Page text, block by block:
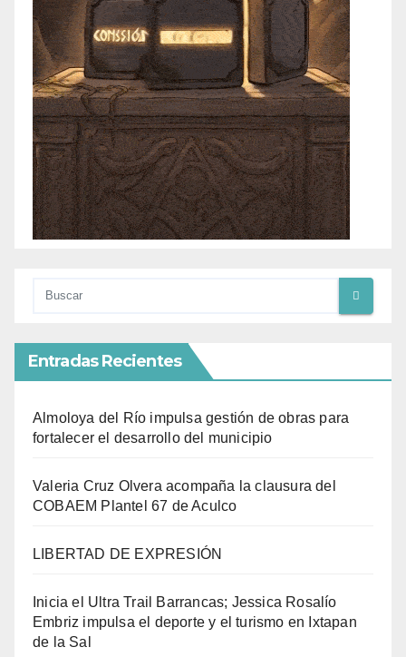
Entradas Recientes
Almoloya del Río impulsa gestión de obras para
fortalecer el desarrollo del municipio
Valeria Cruz Olvera acompaña la clausura del
COBAEM Plantel 67 de Aculco
LIBERTAD DE EXPRESIÓN
Inicia el Ultra Trail Barrancas; Jessica Rosalío
Embriz impulsa el deporte y el turismo en Ixtapan
de la Sal